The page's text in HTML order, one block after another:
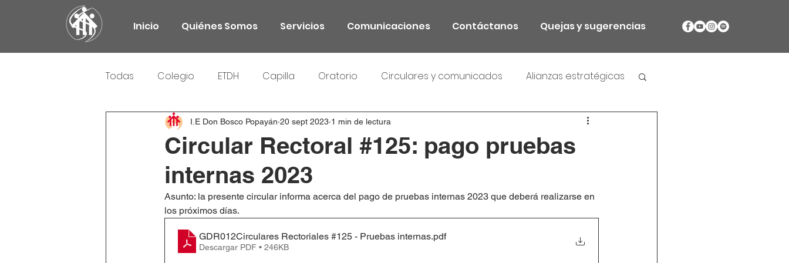
Inicio Quiénes Somos Servicios Comunicaciones Contáctanos Quejas y sugerencias
Todas Colegio ETDH Capilla Oratorio Circulares y comunicados Alianzas estratégicas
Responsabilidad Social
Circular Rectoral #125: pago pruebas
internas 2023
I.E Don Bosco Popayán 20 sept 2023 1 min de lectura
Asunto: la presente circular informa acerca del pago de pruebas internas 2023 que deberá realizarse en
los próximos días.
GDR012Circulares Rectoriales #125 - Pruebas internas.pdf
Descargar PDF • 246KB